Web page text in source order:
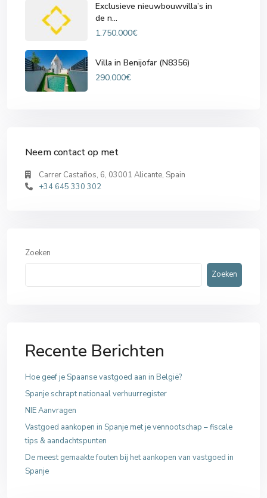
Exclusieve nieuwbouwvilla’s in
de n...
1.750.000€
Villa in Benijofar (N8356)
290.000€
Neem contact op met
Carrer Castaños, 6, 03001 Alicante, Spain
+34 645 330 302
Zoeken
Zoeken
Recente Berichten
Hoe geef je Spaanse vastgoed aan in België?
Spanje schrapt nationaal verhuurregister
NIE Aanvragen
Vastgoed aankopen in Spanje met je vennootschap – fiscale
tips & aandachtspunten
De meest gemaakte fouten bij het aankopen van vastgoed in
Spanje